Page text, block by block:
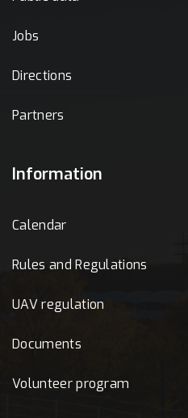
Jobs
Directions
Partners
Information
Calendar
Rules and Regulations
UAV regulation
Documents
Volunteer program